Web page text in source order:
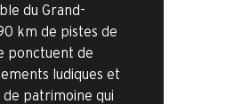
du Grand-
km de pistes de
ponctuent de
ludiques et
patrimoine qui